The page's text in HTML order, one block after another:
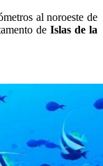
al noroeste de
de Islas de la